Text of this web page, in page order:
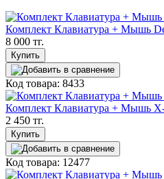
Комплект Клавиатура + Мышь
8 000 тг.
Купить
Код товара: 8433
Комплект Клавиатура + Мышь
2 450 тг.
Купить
Код товара: 12477